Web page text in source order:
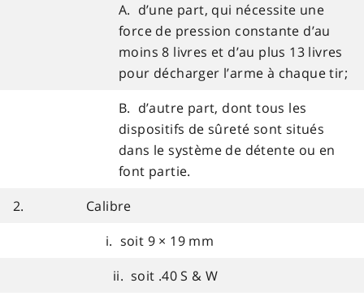
A. d’une part, qui nécessite une
force de pression constante d’au
moins 8 livres et d’au plus 13 livres
pour décharger l’arme à chaque tir;
B. d’autre part, dont tous les
dispositifs de sûreté sont situés
dans le système de détente ou en
font partie.
2.
Calibre
i. soit 9 × 19 mm
ii. soit .40 S & W